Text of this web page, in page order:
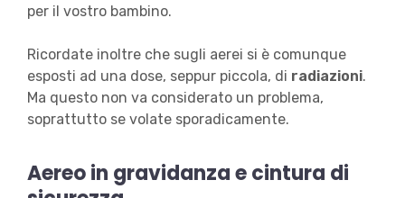
per il vostro bambino.
Ricordate inoltre che sugli aerei si è comunque
esposti ad una dose, seppur piccola, di radiazioni.
Ma questo non va considerato un problema,
soprattutto se volate sporadicamente.
Aereo in gravidanza e cintura di